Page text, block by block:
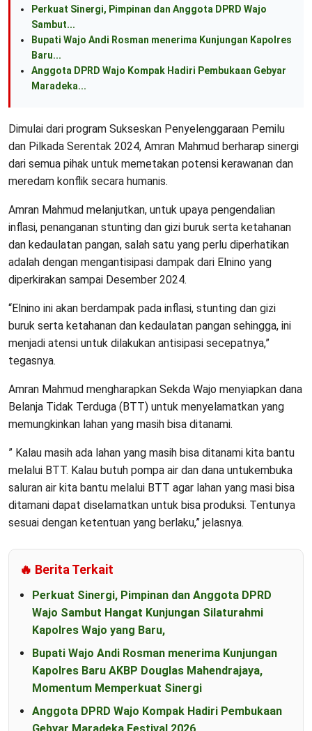
Perkuat Sinergi, Pimpinan dan Anggota DPRD Wajo
Sambut...
Bupati Wajo Andi Rosman menerima Kunjungan Kapolres
Baru...
Anggota DPRD Wajo Kompak Hadiri Pembukaan Gebyar
Maradeka...
Dimulai dari program Sukseskan Penyelenggaraan Pemilu
dan Pilkada Serentak 2024, Amran Mahmud berharap sinergi
dari semua pihak untuk memetakan potensi kerawanan dan
meredam konflik secara humanis.
Amran Mahmud melanjutkan, untuk upaya pengendalian
inflasi, penanganan stunting dan gizi buruk serta ketahanan
dan kedaulatan pangan, salah satu yang perlu diperhatikan
adalah dengan mengantisipasi dampak dari Elnino yang
diperkirakan sampai Desember 2024.
“Elnino ini akan berdampak pada inflasi, stunting dan gizi
buruk serta ketahanan dan kedaulatan pangan sehingga, ini
menjadi atensi untuk dilakukan antisipasi secepatnya,”
tegasnya.
Amran Mahmud mengharapkan Sekda Wajo menyiapkan dana
Belanja Tidak Terduga (BTT) untuk menyelamatkan yang
memungkinkan lahan yang masih bisa ditanami.
” Kalau masih ada lahan yang masih bisa ditanami kita bantu
melalui BTT. Kalau butuh pompa air dan dana untukembuka
saluran air kita bantu melalui BTT agar lahan yang masi bisa
ditamani dapat diselamatkan untuk bisa produksi. Tentunya
sesuai dengan ketentuan yang berlaku,” jelasnya.
🔥 Berita Terkait
Perkuat Sinergi, Pimpinan dan Anggota DPRD
Wajo Sambut Hangat Kunjungan Silaturahmi
Kapolres Wajo yang Baru,
Bupati Wajo Andi Rosman menerima Kunjungan
Kapolres Baru AKBP Douglas Mahendrajaya,
Momentum Memperkuat Sinergi
Anggota DPRD Wajo Kompak Hadiri Pembukaan